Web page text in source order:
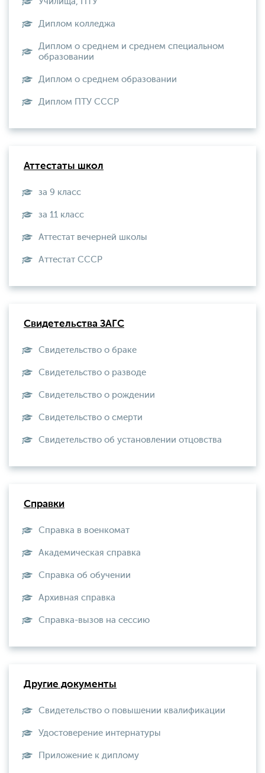
Диплом колледжа
Диплом о среднем и среднем специальном
образовании
Диплом о среднем образовании
Диплом ПТУ СССР
Аттестаты школ
за 9 класс
за 11 класс
Аттестат вечерней школы
Aттестат СССР
Свидетельства ЗАГС
Свидетельство о браке
Свидетельство о разводе
Свидетельство о рождении
Свидетельство о смерти
Свидетельство об установлении отцовства
Справки
Справка в военкомат
Академическая справка
Справка об обучении
Архивная справка
Справка-вызов на сессию
Другие документы
Свидетельство о повышении квалификации
Удостоверение интернатуры
Приложение к диплому